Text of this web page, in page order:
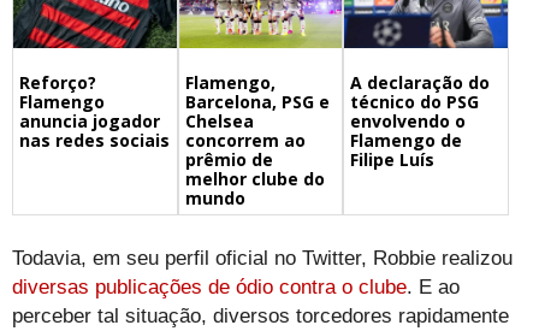
Reforço?
Flamengo
anuncia jogador
nas redes sociais
Flamengo,
Barcelona, PSG e
Chelsea
concorrem ao
prêmio de
melhor clube do
mundo
A declaração do
técnico do PSG
envolvendo o
Flamengo de
Filipe Luís
Todavia, em seu perfil oficial no Twitter, Robbie realizou
diversas publicações de ódio contra o clube. E ao
perceber tal situação, diversos torcedores rapidamente